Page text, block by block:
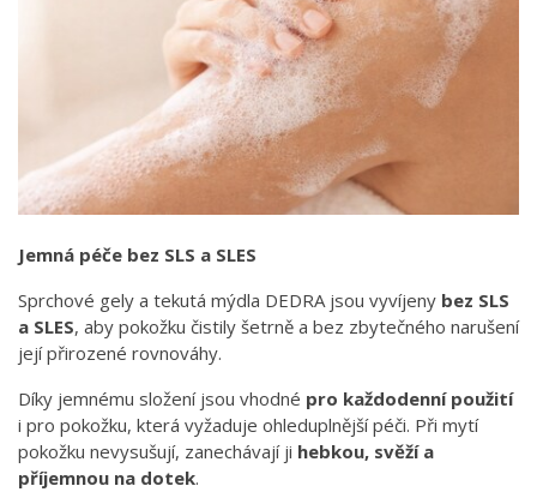
Jemná péče bez SLS a SLES
Sprchové gely a tekutá mýdla DEDRA jsou vyvíjeny bez SLS
a SLES, aby pokožku čistily šetrně a bez zbytečného narušení
její přirozené rovnováhy.
Díky jemnému složení jsou vhodné pro každodenní použití
i pro pokožku, která vyžaduje ohleduplnější péči. Při mytí
pokožku nevysušují, zanechávají ji hebkou, svěží a
příjemnou na dotek.